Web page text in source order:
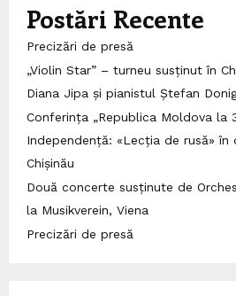
Postări Recente
Precizări de presă
„Violin Star” – turneu susținut în
Diana Jipa și pianistul Ștefan
Conferința „Republica Moldova la
Independență: «Lecția de rusă» în
Chișinău
Două concerte susținute de
la Musikverein, Viena
Precizări de presă